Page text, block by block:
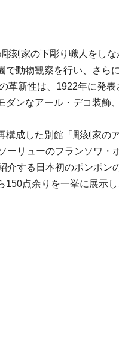
刻家の下彫り職人をし
動物観察を行い、さら
革新性は、1922年に発
ンなアール・デコ装飾
成した別館「彫刻家の
リューのフランソワ・
する日本初のポンポン
点余りを一挙に展示